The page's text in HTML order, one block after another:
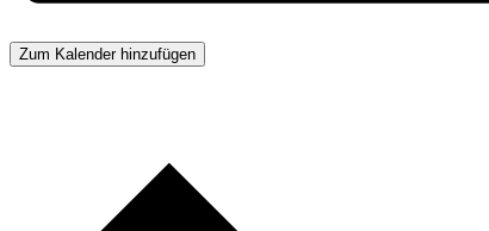
Zum Kalender hinzufügen